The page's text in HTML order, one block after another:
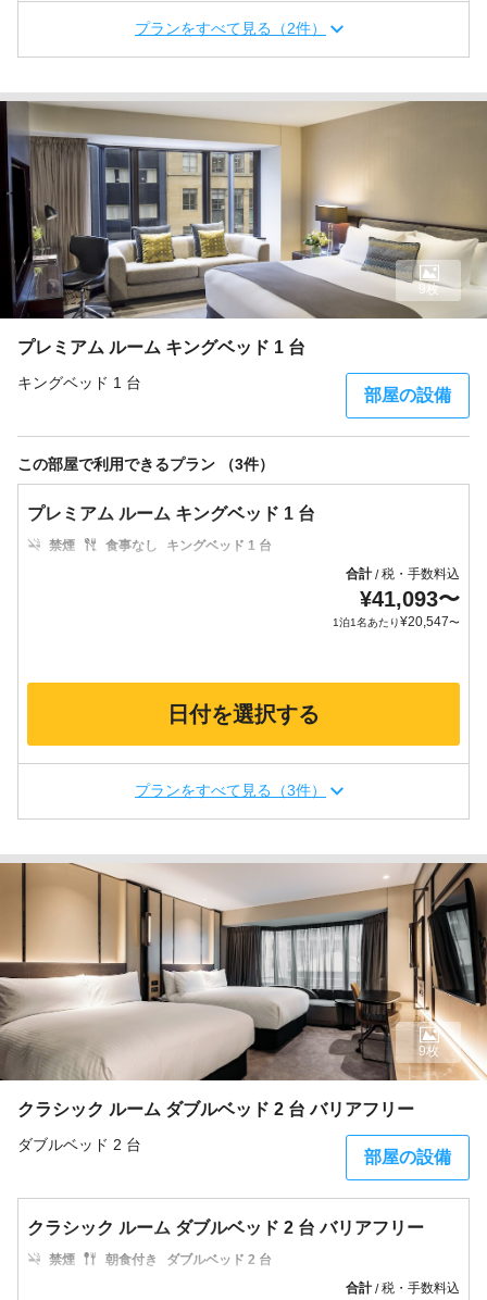
プランをすべて見る（2件）
プレミアム ルーム キングベッド 1 台
キングベッド 1 台
部屋の設備
9枚
この部屋で利用できるプラン （3件）
プレミアム ルーム キングベッド 1 台
禁煙 食事なし
キングベッド 1 台
合計/税・手数料込
¥41,093〜
1泊1名あたり¥20,547〜
日付を選択する
プランをすべて見る（3件）
クラシック ルーム ダブルベッド 2 台 バリアフリー
ダブルベッド 2 台
部屋の設備
9枚
クラシック ルーム ダブルベッド 2 台 バリアフリー
禁煙 朝食付き
ダブルベッド 2 台
合計/税・手数料込